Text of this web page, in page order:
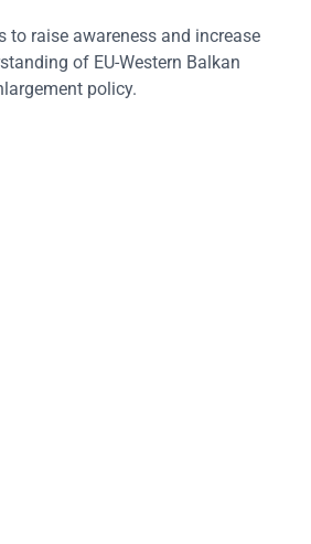
to raise awareness and increase
of EU-Western Balkan
policy.